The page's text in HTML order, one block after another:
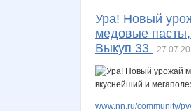
Ура! Новый
медовые
Выкуп 33
www.nn.ru/community/